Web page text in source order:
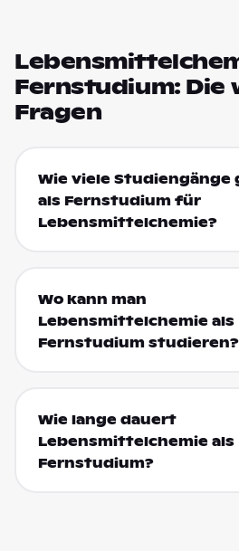
Fernstudium: Die
Fragen
Wie viele Studiengänge
als Fernstudium für
Lebensmittelchemie?
Wo kann man
Lebensmittelchemie als
Fernstudium studieren?
Wie lange dauert
Lebensmittelchemie als
Fernstudium?